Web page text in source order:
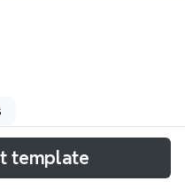
template